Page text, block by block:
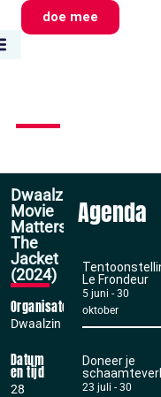
doe mee
Dwaalzin:
Movie
Matters:
The
Jacket
(2024)
Organisator
Dwaalzin
Datum
en tijd
28
Agenda
Le Frondeur
5 juni - 30
oktober
Doneer je
23 juli - 30